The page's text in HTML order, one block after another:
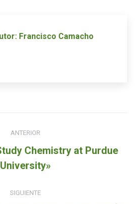
Francisco Camacho
ANTERIOR
Entrada
anterior:
Chemistry at Purdue
University»
SIGUIENTE